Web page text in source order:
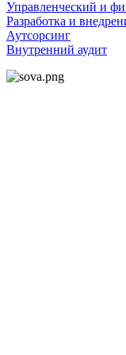
Управленческий и
Разработка и
Аутсорсинг
Внутренний аудит